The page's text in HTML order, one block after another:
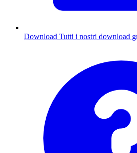
Download Tutti i nostri download